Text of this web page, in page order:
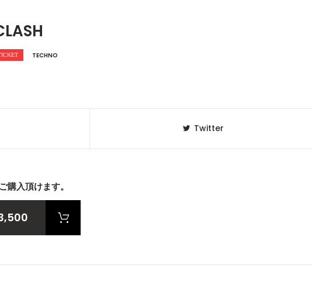
TECHNO
Twitter
購入頂けます。